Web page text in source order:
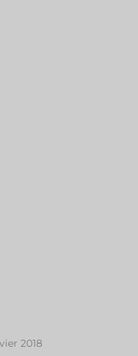
2018